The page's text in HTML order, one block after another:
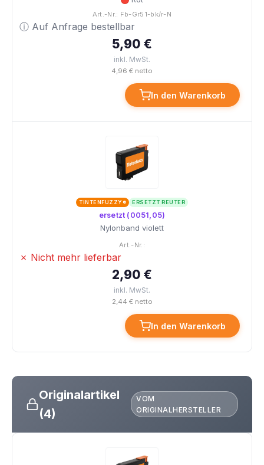
Originalartikel
(4)
VOM
ORIGINALHERSTELLER
Art.-Nr.: Fb-Gr51-bk/r-N
ⓘ Auf Anfrage bestellbar
5,90 €
inkl. MwSt.
4,96 € netto
In den Warenkorb
TINTENFUZZY® ERSETZT REUTER
ersetzt (0051,05)
Nylonband violett
Art.-Nr.:
✗ Nicht mehr lieferbar
2,90 €
inkl. MwSt.
2,44 € netto
In den Warenkorb